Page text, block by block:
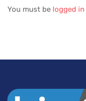
You must be logged in